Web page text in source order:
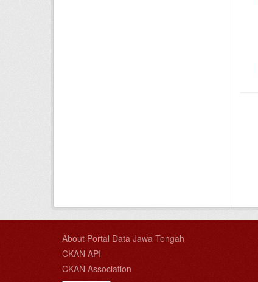
About Portal Data Jawa Tengah
CKAN API
CKAN Association